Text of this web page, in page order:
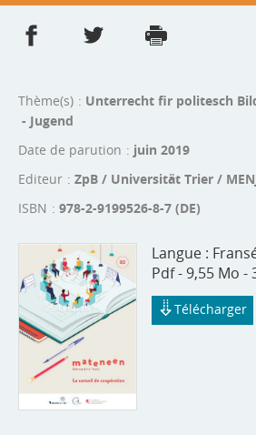
Partager sur Facebook
Partager sur Twitter
Thème(s)
Unterrecht fir politesch
- Jugend
Date de parution
juin 2019
Editeur
ZpB / Universität Trier /
ISBN
978-2-9199526-8-7 (DE)
Langue :
Pdf - 9,55 Mo -
Télécharger